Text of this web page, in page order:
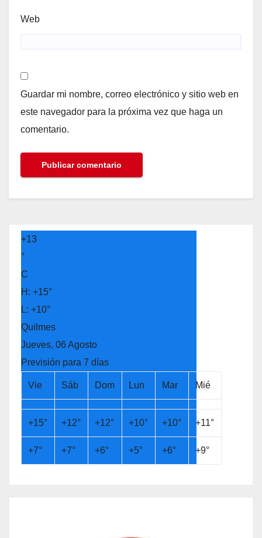
Web
Guardar mi nombre, correo electrónico y sitio web en
este navegador para la próxima vez que haga un
comentario.
+13
°
C
H: +15°
L: +10°
Quilmes
Jueves, 06 Agosto
Previsión para 7 días
Vie Sáb Dom Lun Mar Mié
+15° +12° +12° +10° +10° +11°
+7° +7° +6° +5° +6° +9°